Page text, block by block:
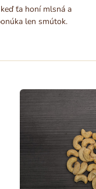
ťa honí mlsná a
len smútok.